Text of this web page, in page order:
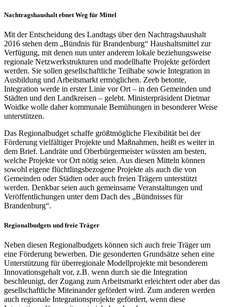
Nachtragshaushalt ebnet Weg für Mittel
Mit der Entscheidung des Landtags über den Nachtragshaushalt
2016 stehen dem „Bündnis für Brandenburg“ Haushaltsmittel zur
Verfügung, mit denen nun unter anderem lokale beziehungsweise
regionale Netzwerkstrukturen und modellhafte Projekte gefördert
werden. Sie sollen gesellschaftliche Teilhabe sowie Integration in
Ausbildung und Arbeitsmarkt ermöglichen. Zeeb betonte,
Integration werde in erster Linie vor Ort – in den Gemeinden und
Städten und den Landkreisen – gelebt. Ministerpräsident Dietmar
Woidke wolle daher kommunale Bemühungen in besonderer Weise
unterstützen.
Das Regionalbudget schaffe größtmögliche Flexibilität bei der
Förderung vielfältiger Projekte und Maßnahmen, heißt es weiter in
dem Brief. Landräte und Oberbürgermeister wüssten am besten,
welche Projekte vor Ort nötig seien. Aus diesen Mitteln können
sowohl eigene flüchtlingsbezogene Projekte als auch die von
Gemeinden oder Städten oder auch freien Trägern unterstützt
werden. Denkbar seien auch gemeinsame Veranstaltungen und
Veröffentlichungen unter dem Dach des „Bündnisses für
Brandenburg“.
Regionalbudgets und freie Träger
Neben diesen Regionalbudgets können sich auch freie Träger um
eine Förderung bewerben. Die gesonderten Grundsätze sehen eine
Unterstützung für überregionale Modellprojekte mit besonderem
Innovationsgehalt vor, z.B. wenn durch sie die Integration
beschleunigt, der Zugang zum Arbeitsmarkt erleichtert oder aber das
gesellschaftliche Miteinander gefördert wird. Zum anderen werden
auch regionale Integrationsprojekte gefördert, wenn diese